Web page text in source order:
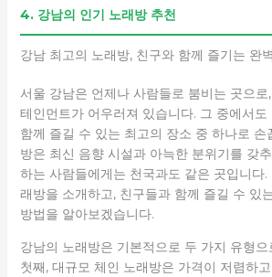
4. 강남의 인기 노래방 추천
강남 최고의 노래방, 친구와 함께 즐기는 완
서울 강남은 언제나 사람들로 붐비는 곳으
테인먼트가 어우러져 있습니다. 그 중에서
함께 즐길 수 있는 최고의 장소 중 하나로 손
방은 최신 음향 시설과 아늑한 분위기를 갖
하는 사람들에게는 천국과도 같은 곳입니다
래방을 소개하고, 친구들과 함께 즐길 수 있
방법을 알아보겠습니다.
강남의 노래방은 기본적으로 두 가지 유형
첫째, 대규모 체인 노래방은 가격이 저렴하